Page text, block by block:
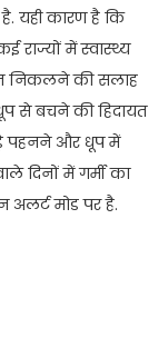
यही कारण है कि
राज्यों में स्वास्थ्य
न निकलने की सलाह
से बचने की हिदायत
पहनने और धूप में
दिनों में गर्मी का
मोड पर है.